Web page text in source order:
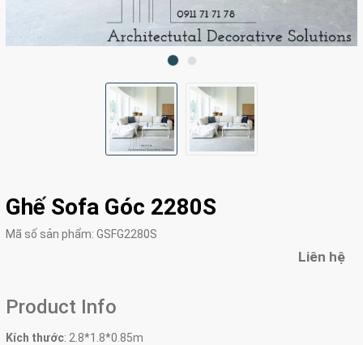
Ghế Sofa Góc 2280S
Mã số sản phẩm: GSFG2280S
Liên hệ
Product Info
Kích thước: 2.8*1.8*0.85m